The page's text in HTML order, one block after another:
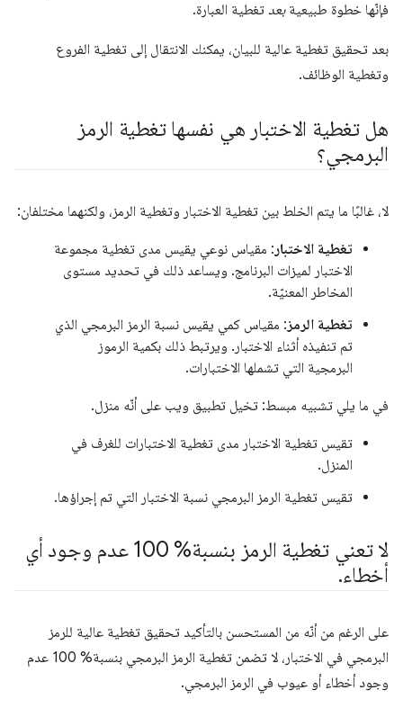
فإنّها خطوة طبيعيةبعد تغطية العبارة.
بعد تحقيق تغطية عالية للبيان، يمكنك الانتقال إلى تغطية الفروع
وتغطية الوظائف.
هل تغطية الاختبار هي نفسها تغطية الرمز
البرمجي؟
لا، غالبًا ما يتم الخلط بين تغطية الاختبار وتغطية الرمز، ولكنهما مختلفان:
تغطية الاختبار : مقياس نوعي يقيس مدى تغطية مجموعة
الاختبار لميزات البرنامج. ويساعد ذلك في تحديد مستوى
المخاطر المعنيّة.
تغطية الرمز: مقياس كمي يقيس نسبة الرمز البرمجي الذي
تم تنفيذه أثناء الاختبار. ويرتبط ذلك بكمية الرموز
البرمجية التي تشملها الاختبارات.
في ما يلي تشبيه مبسط: تخيل تطبيق ويب على أنّه منزل.
تقيس تغطية الاختبار مدى تغطية الاختبارات للغرف في
المنزل.
تقيس تغطية الرمز البرمجي نسبة الاختبار التي تم إجراؤها.
لا تعني تغطية الرمز بنسبة% 100 عدم وجود أي
أخطاء.
على الرغم من أنّه من المستحسن بالتأكيد تحقيق تغطية عالية للرمز
البرمجي في الاختبار، لا تضمن تغطية الرمز البرمجي بنسبة% 100 عدم
وجود أخطاء أو عيوب في الرمز البرمجي.